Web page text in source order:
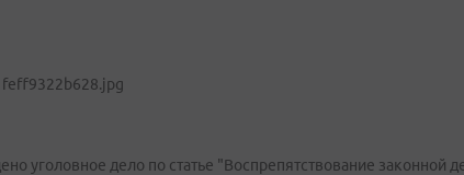
уголовное дело по статье "Воспрепятствование законной